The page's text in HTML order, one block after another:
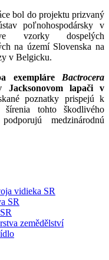
bol do projektu prizvaný
poľnohospodársky v
vzorky dospelých
na území Slovenska na
v Belgicku.
exempláre
Bactrocera
lapači v
poznatky prispejú k
šírenia tohto škodlivého
medzinárodnú